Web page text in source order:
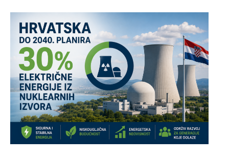
GALERIJA 2021
GALERIJA 2020
PROGRAM
OPŠTE
INFORMACIJE
KAKO SE
REGISTROVATI
KAKO DOĆI